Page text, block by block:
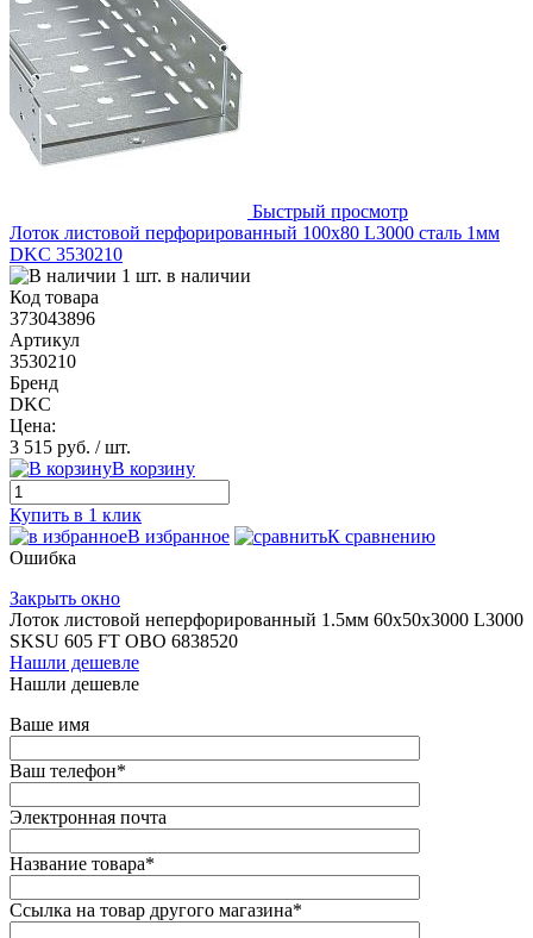
Быстрый просмотр
Лоток листовой перфорированный 100х80 L3000 сталь 1мм
DKC 3530210
1 шт. в наличии
Код товара
373043896
Артикул
3530210
Бренд
DKC
Цена:
3 515 руб. / шт.
В корзину
Купить в 1 клик
В избранное
К сравнению
Ошибка
Закрыть окно
Лоток листовой неперфорированный 1.5мм 60х50х3000 L3000
SKSU 605 FT OBO 6838520
Нашли дешевле
Нашли дешевле
Ваше имя
Ваш телефон*
Электронная почта
Название товара*
Ссылка на товар другого магазина*